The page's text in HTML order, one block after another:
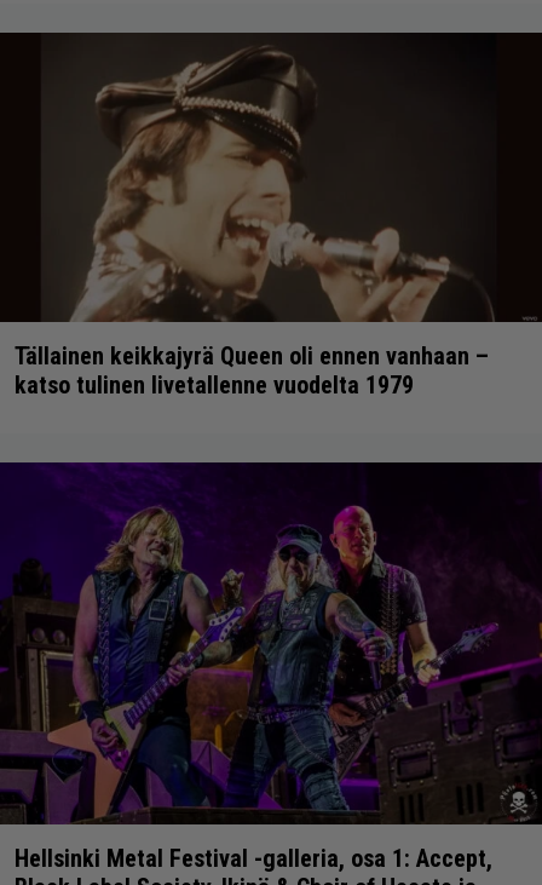
Tällainen keikkajyrä Queen oli ennen vanhaan –
katso tulinen livetallenne vuodelta 1979
Hellsinki Metal Festival -galleria, osa 1: Accept,